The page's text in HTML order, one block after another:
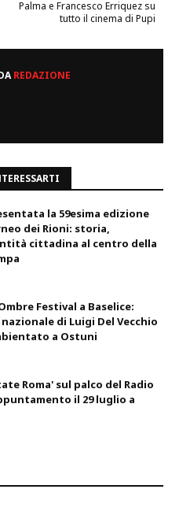
Palma e Francesco Erriquez su
tutto il cinema di Pupi
REDAZIONE
la 59esima edizione
dei Rioni: storia,
cittadina al centro della
Festival a Baselice:
di Luigi Del Vecchio
a Ostuni
Roma' sul palco del Radio
il 29 luglio a